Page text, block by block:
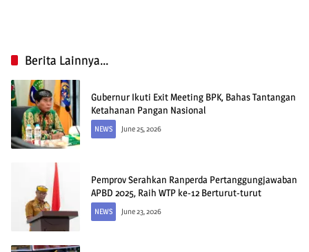
Berita Lainnya...
Gubernur Ikuti Exit Meeting BPK, Bahas Tantangan
Ketahanan Pangan Nasional
NEWS June 25, 2026
Pemprov Serahkan Ranperda Pertanggungjawaban
APBD 2025, Raih WTP ke-12 Berturut-turut
NEWS June 23, 2026